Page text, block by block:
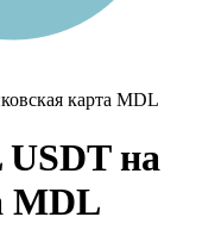
карта MDL
на
MDL